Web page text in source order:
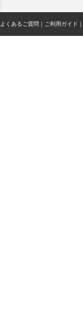
よくあるご質問 ご利用ガイド